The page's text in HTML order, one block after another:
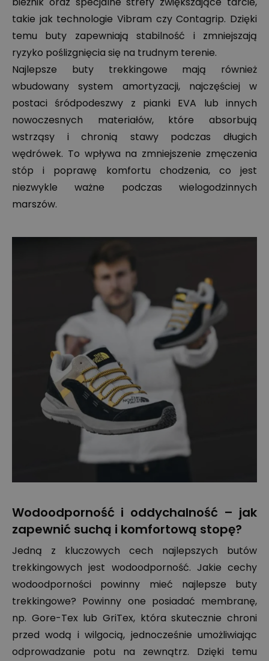
takie jak technologie Vibram czy Contagrip. Dzięki
temu buty zapewniają stabilność i zmniejszają
ryzyko poślizgnięcia się na trudnym terenie.
Najlepsze buty trekkingowe mają również
wbudowany system amortyzacji, najczęściej w
postaci śródpodeszwy z pianki EVA lub innych
nowoczesnych materiałów, które absorbują
wstrząsy i chronią stawy podczas długich
wędrówek. To wpływa na zmniejszenie zmęczenia
stóp i poprawę komfortu chodzenia, co jest
niezwykle ważne podczas wielogodzinnych
marszów.
Wodoodporność i oddychalność – jak
zapewnić suchą i komfortową stopę?
Jedną z kluczowych cech najlepszych butów
trekkingowych jest wodoodporność. Jakie cechy
wodoodporności powinny mieć najlepsze buty
trekkingowe? Powinny one posiadać membranę,
np. Gore-Tex lub GriTex, która skutecznie chroni
przed wodą i wilgocią, jednocześnie umożliwiając
odprowadzanie potu na zewnątrz. Dzięki temu